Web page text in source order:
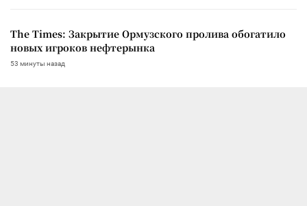
The Times: Закрытие Ормузского пролива обогатило
новых игроков нефтерынка
53 минуты назад